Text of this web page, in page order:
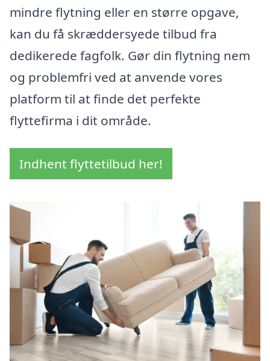
mindre flytning eller en større opgave,
kan du få skræddersyede tilbud fra
dedikerede fagfolk. Gør din flytning nem
og problemfri ved at anvende vores
platform til at finde det perfekte
flyttefirma i dit område.
Indhent flyttetilbud her!